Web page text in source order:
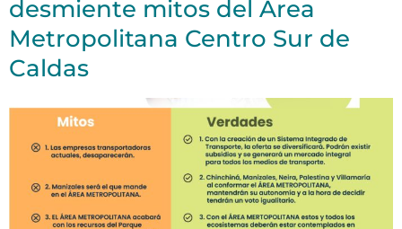
desmiente mitos del Área
Metropolitana Centro Sur de
Caldas